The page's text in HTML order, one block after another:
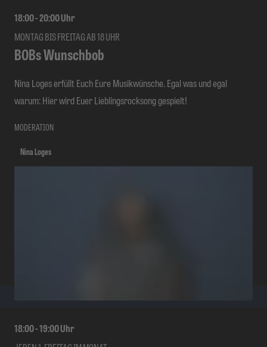
18:00-20:00Uhr
MONTAG BIS FREITAG AB 18 UHR
BOBs Wunschbob
Nina Loges erfüllt Euch Eure Musikwünsche. Egal was und egal
warum: Hier wird Euer Lieblingsrocksong gespielt!
MODERATION
Nina Loges
18:00-19:00Uhr